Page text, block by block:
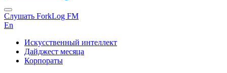
Слушать ForkLog FM
En
Искусственный интеллект
Дайджест месяца
Корпораты